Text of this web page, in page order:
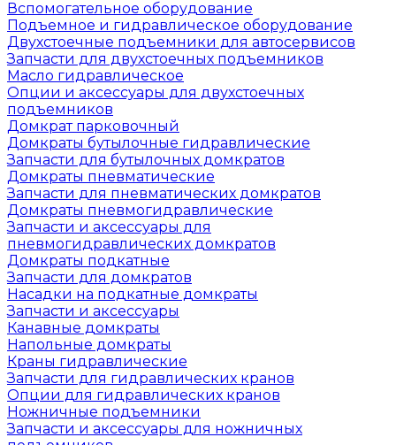
Вспомогательное оборудование
Подъемное и гидравлическое оборудование
Двухстоечные подъемники для автосервисов
Запчасти для двухстоечных подъемников
Масло гидравлическое
Опции и аксессуары для двухстоечных
подъемников
Домкрат парковочный
Домкраты бутылочные гидравлические
Запчасти для бутылочных домкратов
Домкраты пневматические
Запчасти для пневматических домкратов
Домкраты пневмогидравлические
Запчасти и аксессуары для
пневмогидравлических домкратов
Домкраты подкатные
Запчасти для домкратов
Насадки на подкатные домкраты
Запчасти и аксессуары
Канавные домкраты
Напольные домкраты
Краны гидравлические
Запчасти для гидравлических кранов
Опции для гидравлических кранов
Ножничные подъемники
Запчасти и аксессуары для ножничных